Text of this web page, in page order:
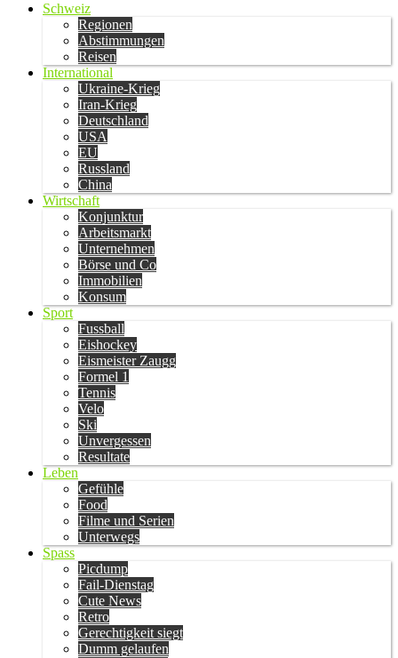
Schweiz
Regionen
Abstimmungen
Reisen
International
Ukraine-Krieg
Iran-Krieg
Deutschland
USA
EU
Russland
China
Wirtschaft
Konjunktur
Arbeitsmarkt
Unternehmen
Börse und Co
Immobilien
Konsum
Sport
Fussball
Eishockey
Eismeister Zaugg
Formel 1
Tennis
Velo
Ski
Unvergessen
Resultate
Leben
Gefühle
Food
Filme und Serien
Unterwegs
Spass
Picdump
Fail-Dienstag
Cute News
Retro
Gerechtigkeit siegt
Dumm gelaufen